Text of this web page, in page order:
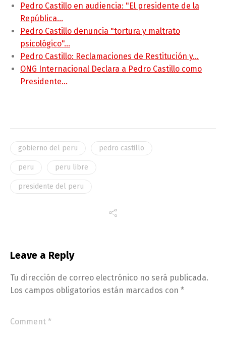
Pedro Castillo en audiencia: "El presidente de la
República…
Pedro Castillo denuncia "tortura y maltrato
psicológico"…
Pedro Castillo: Reclamaciones de Restitución y…
ONG Internacional Declara a Pedro Castillo como
Presidente…
gobierno del peru pedro castillo
peru peru libre
presidente del peru
Leave a Reply
Tu dirección de correo electrónico no será publicada.
Los campos obligatorios están marcados con *